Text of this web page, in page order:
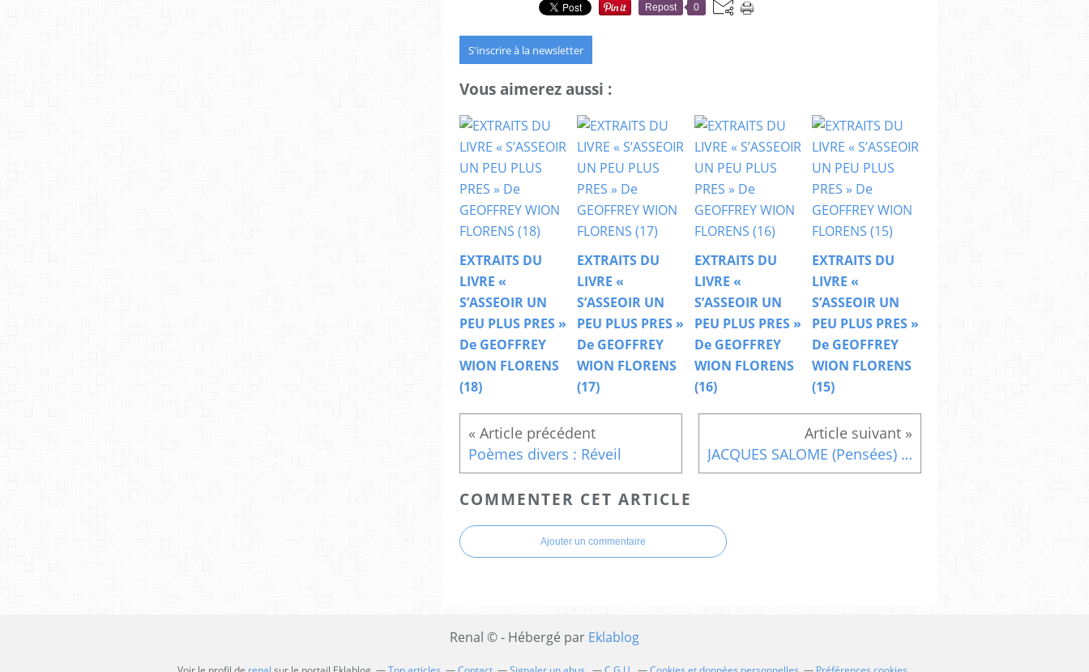
Repost 0
S'inscrire à la newsletter
Vous aimerez aussi :
EXTRAITS DU
LIVRE «
S’ASSEOIR UN
PEU PLUS PRES »
De GEOFFREY
WION FLORENS
(18)
EXTRAITS DU
LIVRE «
S’ASSEOIR UN
PEU PLUS PRES »
De GEOFFREY
WION FLORENS
(17)
EXTRAITS DU
LIVRE «
S’ASSEOIR UN
PEU PLUS PRES »
De GEOFFREY
WION FLORENS
(16)
EXTRAITS DU
LIVRE «
S’ASSEOIR UN
PEU PLUS PRES »
De GEOFFREY
WION FLORENS
(15)
Poèmes divers : Réveil JACQUES SALOME (Pensées) 7 La tendresse
COMMENTER CET ARTICLE
Ajouter un commentaire
Renal © - Hébergé par Eklablog